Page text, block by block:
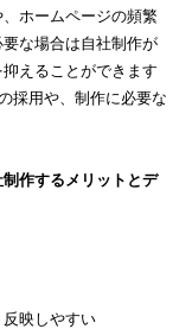
ホームページの頻繁
な場合は自社制作が
えることができます
採用や、制作に必要な
作するメリットとデ
映しやすい